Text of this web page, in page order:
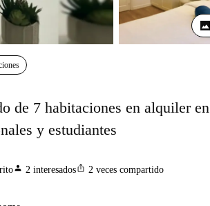
de 7 habitaciones en alquiler en
y estudiantes
person 2 interesadosios_share 2 veces compartido